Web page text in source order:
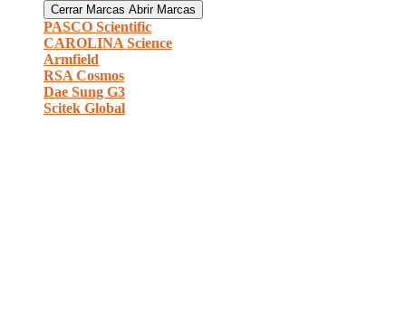
Cerrar Marcas Abrir Marcas
PASCO Scientific
CAROLINA Science
Armfield
RSA Cosmos
Dae Sung G3
Scitek Global